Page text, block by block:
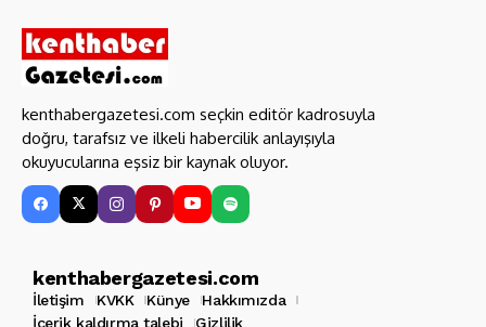
kenthabergazetesi.com seçkin editör kadrosuyla
doğru, tarafsız ve ilkeli habercilik anlayışıyla
okuyucularına eşsiz bir kaynak oluyor.
kenthabergazetesi.com
İletişim KVKK Künye
Hakkımızda
İçerik kaldırma talebi
Gizlilik